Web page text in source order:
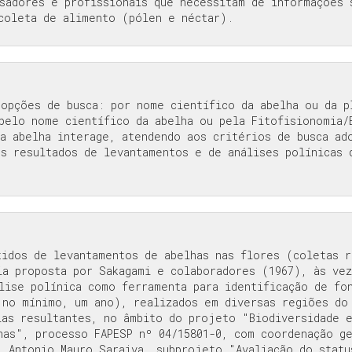
de alimento (pólen e néctar).
de busca: por nome científico da abelha ou
nome científico da abelha ou pela Fitofisionomia/
abelha interage, atendendo aos critérios de busca
resultados de levantamentos e de análises polínicas
de levantamentos de abelhas nas flores (coletas
por Sakagami e colaboradores (1967), às
polínica como ferramenta para identificação de
mínimo, um ano), realizados em diversas regiões
resultantes, no âmbito do projeto "Biodiversidade
processo FAPESP nº 04/15801-0, com